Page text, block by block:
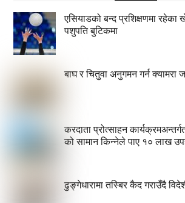
एसियाडको बन्द प्रशिक्षणमा रहेका
पशुपति बुटिकमा
बाघ र चितुवा अनुगमन गर्न क्यामरा
करदाता प्रोत्साहन
को सामान किन्नेले पाए १० लाख
ढुङ्गेधारामा तस्बिर कैद गराउँदै